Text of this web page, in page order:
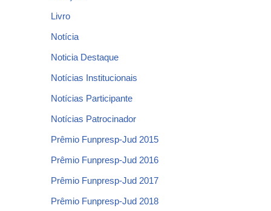
Livro
Notícia
Noticia Destaque
Notícias Institucionais
Notícias Participante
Notícias Patrocinador
Prêmio Funpresp-Jud 2015
Prêmio Funpresp-Jud 2016
Prêmio Funpresp-Jud 2017
Prêmio Funpresp-Jud 2018